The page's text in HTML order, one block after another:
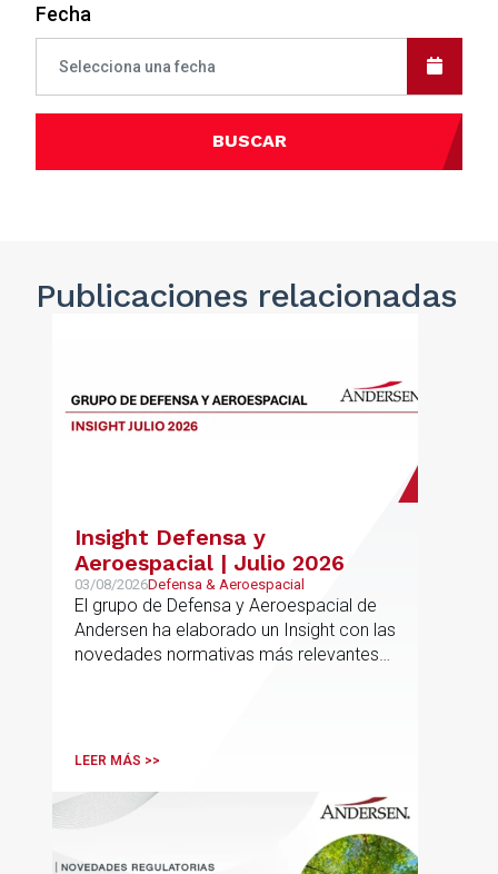
Fecha
BUSCAR
Publicaciones relacionadas
Insight Defensa y
Aeroespacial | Julio 2026
03/08/2026Defensa & Aeroespacial
El grupo de Defensa y Aeroespacial de
Andersen ha elaborado un Insight con las
novedades normativas más relevantes
LEER MÁS >>